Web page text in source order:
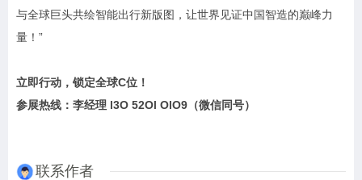
与全球巨头共绘智能出行新版图，让世界见证中国智造的巅峰力
量！”
立即行动，锁定全球C位！
参展热线：李经理 l3O 52Ol OlO9（微信同号）
联系作者